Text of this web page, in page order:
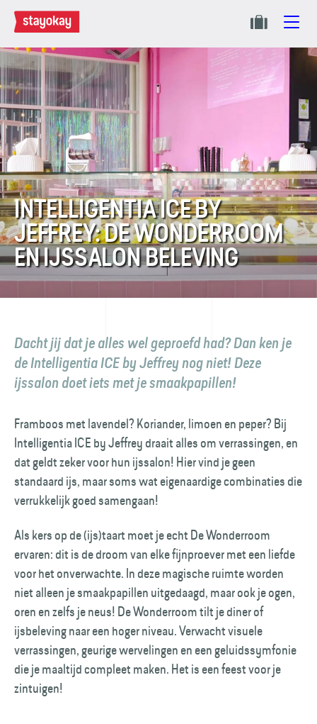
INTELLIGENTIA ICE BY
JEFFREY: DE WONDERROOM
EN IJSSALON BELEVING
Dacht jij dat je alles wel geproefd had? Dan ken je
de Intelligentia ICE by Jeffrey nog niet! Deze
ijssalon doet iets met je smaakpapillen!
Framboos met lavendel? Koriander, limoen en peper? Bij
Intelligentia ICE by Jeffrey draait alles om verrassingen, en
dat geldt zeker voor hun ijssalon! Hier vind je geen
standaard ijs, maar soms wat eigenaardige combinaties die
verrukkelijk goed samengaan!
Als kers op de (ijs)taart moet je echt De Wonderroom
ervaren: dit is de droom van elke fijnproever met een liefde
voor het onverwachte. In deze magische ruimte worden
niet alleen je smaakpapillen uitgedaagd, maar ook je ogen,
oren en zelfs je neus! De Wonderroom tilt je diner of
ijsbeleving naar een hoger niveau. Verwacht visuele
verrassingen, geurige wervelingen en een geluidssymfonie
die je maaltijd compleet maken. Het is een feest voor je
zintuigen!